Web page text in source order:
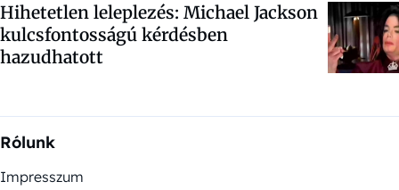
Hihetetlen leleplezés: Michael Jackson
kulcsfontosságú kérdésben
hazudhatott
Rólunk
Impresszum